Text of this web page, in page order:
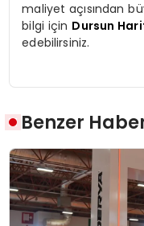
maliyet açısından
bilgi için Dursun
edebilirsiniz.
Benzer